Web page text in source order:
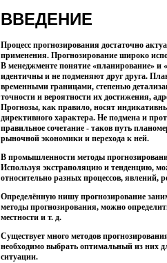
ВВЕДЕНИЕ
Процесс прогнозирования достаточно
применения. Прогнозирование широко
В менеджменте понятие «планирование» и
идентичны и не подменяют друг друга.
временными границами, степенью
точности и вероятности их достижения,
Прогнозы, как правило, носят
директивного характера. Не подмена и
правильное сочетание - таков путь
рыночной экономики и перехода к ней.
В промышленности методы
Используя экстраполяцию и тенденцию,
относительно разных процессов, явлений,
Определённую нишу прогнозирование
методы прогнозирования, можно
местности и т. д.
Существует много методов
необходимо выбрать оптимальный из них
ситуации.